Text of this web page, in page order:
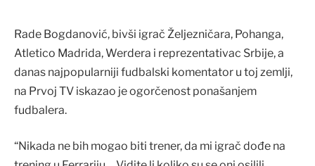
Rade Bogdanović, bivši igrač Željezničara, Pohanga,
Atletico Madrida, Werdera i reprezentativac Srbije, a
danas najpopularniji fudbalski komentator u toj zemlji,
na Prvoj TV iskazao je ogorčenost ponašanjem
fudbalera.
“Nikada ne bih mogao biti trener, da mi igrač dođe na